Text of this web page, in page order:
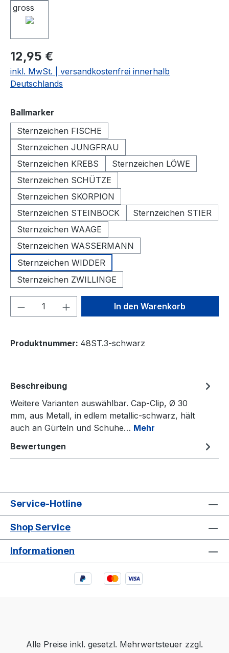
12,95 €
inkl. MwSt. | versandkostenfrei innerhalb
Deutschlands
Ballmarker
Sternzeichen FISCHE
Sternzeichen JUNGFRAU
Sternzeichen KREBS
Sternzeichen LÖWE
Sternzeichen SCHÜTZE
Sternzeichen SKORPION
Sternzeichen STEINBOCK
Sternzeichen STIER
Sternzeichen WAAGE
Sternzeichen WASSERMANN
Sternzeichen WIDDER
Sternzeichen ZWILLINGE
Produkt Anzahl: Gib denIn den Warenkorb
Produktnummer: 48ST.3-schwarz
Beschreibung
Weitere Varianten auswählbar. Cap-Clip, Ø 30
mm, aus Metall, in edlem metallic-schwarz, hält
auch an Gürteln und Schuhe… Mehr
Bewertungen
Service-Hotline
Shop Service
Informationen
Alle Preise inkl. gesetzl. Mehrwertsteuer zzgl.